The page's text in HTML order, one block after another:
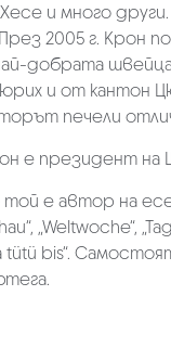
и много
2005 г. Крон
добрата
и от кантон
печели
е президент
е автор на
„Weltwoche“,
tütü bis“.